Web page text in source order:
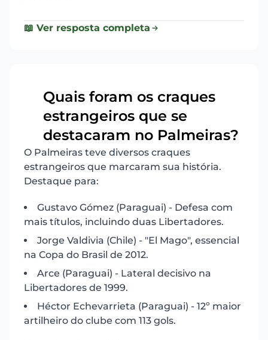
📖 Ver resposta completa
Quais foram os craques
estrangeiros que se
destacaram no Palmeiras?
O Palmeiras teve diversos craques
estrangeiros que marcaram sua história.
Destaque para:
Gustavo Gómez (Paraguai) - Defesa com
mais títulos, incluindo duas Libertadores.
Jorge Valdivia (Chile) - "El Mago", essencial
na Copa do Brasil de 2012.
Arce (Paraguai) - Lateral decisivo na
Libertadores de 1999.
Héctor Echevarrieta (Paraguai) - 12º maior
artilheiro do clube com 113 gols.